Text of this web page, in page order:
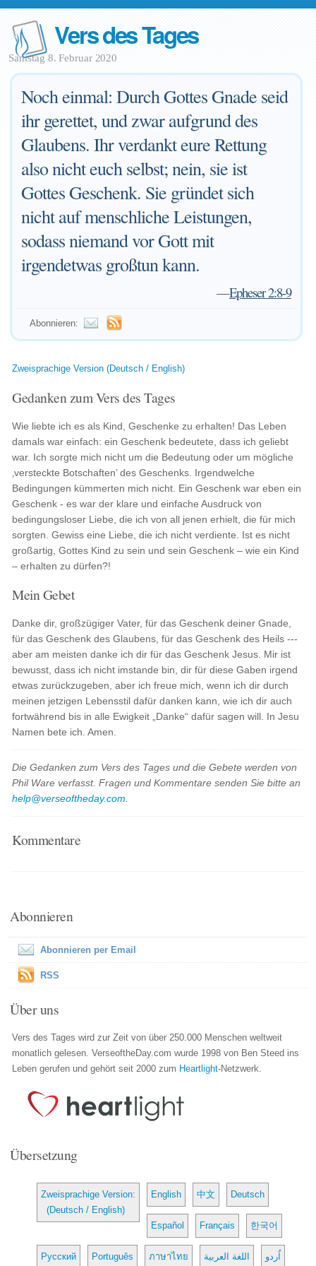
Vers des Tages
Samstag 8. Februar 2020
Noch einmal: Durch Gottes Gnade seid
ihr gerettet, und zwar aufgrund des
Glaubens. Ihr verdankt eure Rettung
also nicht euch selbst; nein, sie ist
Gottes Geschenk. Sie gründet sich
nicht auf menschliche Leistungen,
sodass niemand vor Gott mit
irgendetwas großtun kann.
—Epheser 2:8-9
Abonnieren:
Zweisprachige Version (Deutsch / English)
Gedanken zum Vers des Tages
Wie liebte ich es als Kind, Geschenke zu erhalten! Das Leben
damals war einfach: ein Geschenk bedeutete, dass ich geliebt
war. Ich sorgte mich nicht um die Bedeutung oder um mögliche
‚versteckte Botschaften’ des Geschenks. Irgendwelche
Bedingungen kümmerten mich nicht. Ein Geschenk war eben ein
Geschenk - es war der klare und einfache Ausdruck von
bedingungsloser Liebe, die ich von all jenen erhielt, die für mich
sorgten. Gewiss eine Liebe, die ich nicht verdiente. Ist es nicht
großartig, Gottes Kind zu sein und sein Geschenk – wie ein Kind
– erhalten zu dürfen?!
Mein Gebet
Danke dir, großzügiger Vater, für das Geschenk deiner Gnade,
für das Geschenk des Glaubens, für das Geschenk des Heils ---
aber am meisten danke ich dir für das Geschenk Jesus. Mir ist
bewusst, dass ich nicht imstande bin, dir für diese Gaben irgend
etwas zurückzugeben, aber ich freue mich, wenn ich dir durch
meinen jetzigen Lebensstil dafür danken kann, wie ich dir auch
fortwährend bis in alle Ewigkeit „Danke“ dafür sagen will. In Jesu
Namen bete ich. Amen.
Die Gedanken zum Vers des Tages und die Gebete werden von
Phil Ware verfasst. Fragen und Kommentare senden Sie bitte an
help@verseoftheday.com
Kommentare
Abonnieren
Abonnieren per Email
RSS
Über uns
Vers des Tages wird zur Zeit von über 250.000 Menschen weltweit
monatlich gelesen. VerseoftheDay.com wurde 1998 von Ben Steed ins
Leben gerufen und gehört seit 2000 zum Heartlight-Netzwerk.
Übersetzung
Zweisprachige Version:
(Deutsch / English)
English 中文 Deutsch
Español Français 한국어
Русский Português ภาษาไทย اللغة العربية اُردو